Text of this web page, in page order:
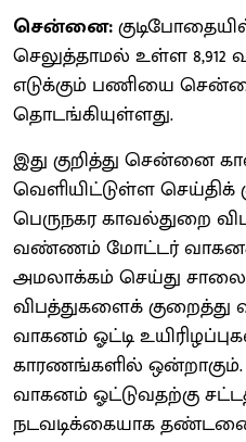
சென்னை:
செலுத்தாமல் உள்ள 8,912
எடுக்கும் பணியை
தொடங்கியுள்ளது.
இது குறித்து சென்னை
வெளியிட்டுள்ள செய்திக்
பெருநகர காவல்துறை
வண்ணம் மோட்டர் வாகனச்
அமலாக்கம் செய்து சாலை
விபத்துகளைக் குறைத்து
வாகனம் ஓட்டி
காரணங்களில்
வாகனம் ஓட்டுவதற்கு
நடவடிக்கையாக தண்டனை